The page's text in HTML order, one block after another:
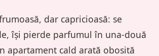
dar capricioasă: se
își pierde parfumul în una-două
apartament cald arată obosită